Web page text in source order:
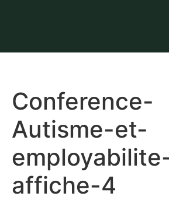
Conference-
Autisme-et-
affiche-4